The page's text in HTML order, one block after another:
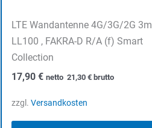
LTE Wandantenne 4G/3G/2G 3m
LL100 , FAKRA-D R/A (f) Smart
Collection
17,90 € netto 21,30 €brutto
zzgl. Versandkosten